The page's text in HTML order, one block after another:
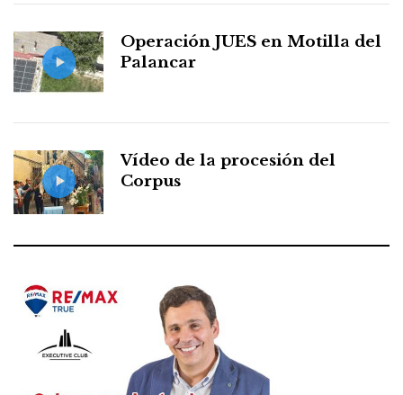
Operación JUES en Motilla del
Palancar
Vídeo de la procesión del
Corpus